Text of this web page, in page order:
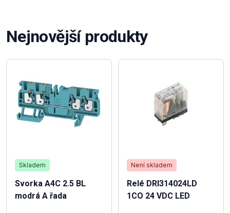
Nejnovější produkty
Skladem
Svorka A4C 2.5 BL
modrá A řada
Není skladem
Relé DRI314024LD
1CO 24 VDC LED